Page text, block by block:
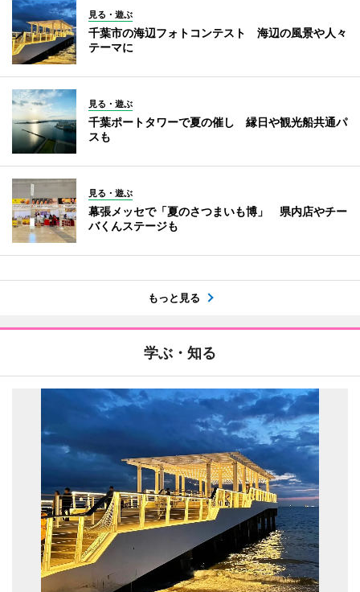
見る・遊ぶ
千葉市の海辺フォトコンテスト 海辺の風景や人々
テーマに
見る・遊ぶ
千葉ポートタワーで夏の催し 縁日や観光船共通パ
スも
見る・遊ぶ
幕張メッセで「夏のさつまいも博」 県内店やチー
バくんステージも
もっと見る
学ぶ・知る